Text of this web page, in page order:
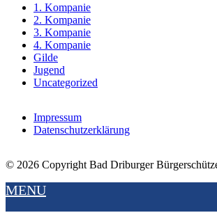
1. Kompanie
2. Kompanie
3. Kompanie
4. Kompanie
Gilde
Jugend
Uncategorized
Impressum
Datenschutzerklärung
© 2026 Copyright Bad Driburger
MENU